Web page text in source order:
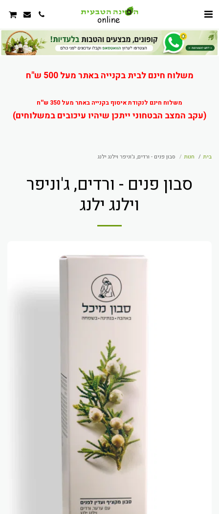
משלוח חינם לבית בקנייה באתר מעל 500 ש"ח
משלוח חינם לנקודת איסוף בקנייה באתר מעל 350 ש''ח
(עקב המצב הבטחוני ייתכן שיהיו עיכובים במשלוחים)
בית חנות סבון פנים - ורדים, ג'וניפר וילנג ילנג
סבון פנים - ורדים, ג'וניפר
וילנג ילנג